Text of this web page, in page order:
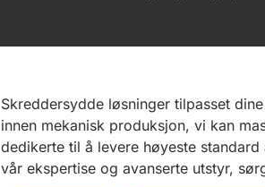
Skreddersydde løsninger tilpasset
innen mekanisk produksjon, vi kan
dedikerte til å levere høyeste
vår ekspertise og avanserte utstyr,